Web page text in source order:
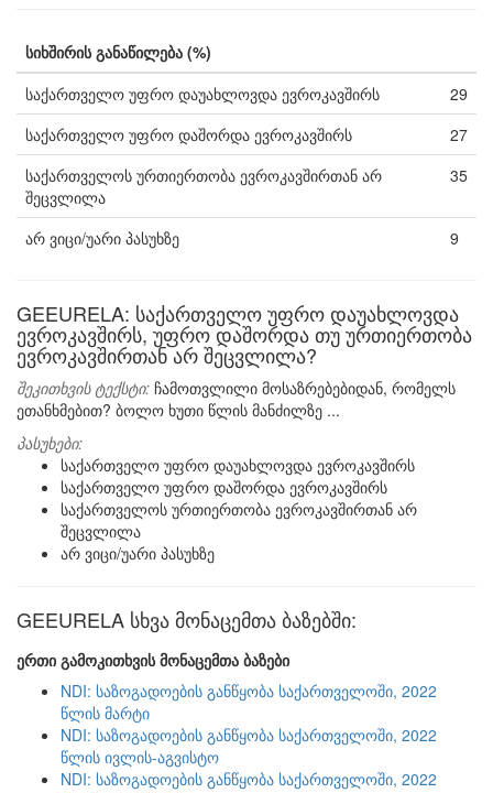
სიხშირის განაწილება (%)
საქართველო უფრო დაუახლოვდა ევროკავშირს
29
საქართველო უფრო დაშორდა ევროკავშირს
27
საქართველოს ურთიერთობა ევროკავშირთან არ
შეცვლილა
35
არ ვიცი/უარი პასუხზე 9
GEEURELA: საქართველო უფრო დაუახლოვდა
ევროკავშირს, უფრო დაშორდა თუ ურთიერთობა
ევროკავშირთან არ შეცვლილა?
შეკითხვის ტექსტი: ჩამოთვლილი მოსაზრებებიდან, რომელს
ეთანხმებით? ბოლო ხუთი წლის მანძილზე ...
პასუხები:
საქართველო უფრო დაუახლოვდა ევროკავშირს
საქართველო უფრო დაშორდა ევროკავშირს
საქართველოს ურთიერთობა ევროკავშირთან არ
შეცვლილა
არ ვიცი/უარი პასუხზე
GEEURELA სხვა მონაცემთა ბაზებში:
ერთი გამოკითხვის მონაცემთა ბაზები
NDI: საზოგადოების განწყობა საქართველოში, 2022
წლის მარტი
NDI: საზოგადოების განწყობა საქართველოში, 2022
წლის ივლის-აგვისტო
NDI: საზოგადოების განწყობა საქართველოში, 2022